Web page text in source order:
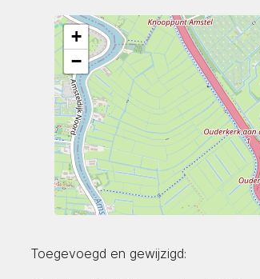
+
−
Toegevoegd en gewijzigd: